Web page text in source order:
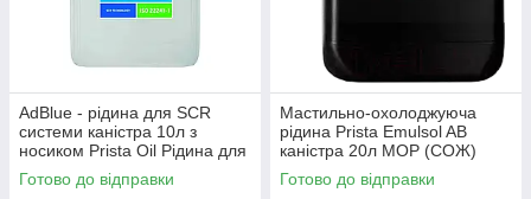
AdBlue - рідина для SCR
системи каністра 10л з
носиком Prista Oil Рідина для
каталізаторів Едблю Эдблю
Адблю Мочевин
Готово до відправки
Мастильно-охолоджуюча
рідина Prista Emulsol AB
каністра 20л МОР (СОЖ)
Готово до відправки